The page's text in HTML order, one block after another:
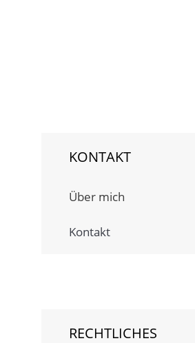
KONTAKT
Über mich
Kontakt
RECHTLICHES